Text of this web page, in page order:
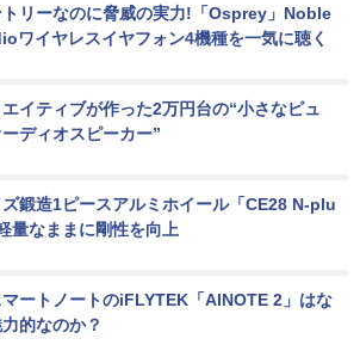
トリーなのに脅威の実力!「Osprey」Noble
ワイヤレスイヤフォン4機種を一気に聴く
イティブが作った2万円台の“小さなピュ
ディオスピーカー”
ズ鍛造1ピースアルミホイール「CE28 N-plu
量なままに剛性を向上
ートノートのiFLYTEK「AINOTE 2」はな
的なのか？